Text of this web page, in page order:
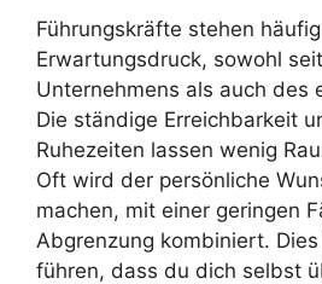
Führungskräfte stehen
Erwartungsdruck, sowohl
Unternehmens als auch des
Die ständige Erreichbarkeit
Ruhezeiten lassen wenig
Oft wird der persönliche
machen, mit einer geringen
Abgrenzung kombiniert.
führen, dass du dich selbst